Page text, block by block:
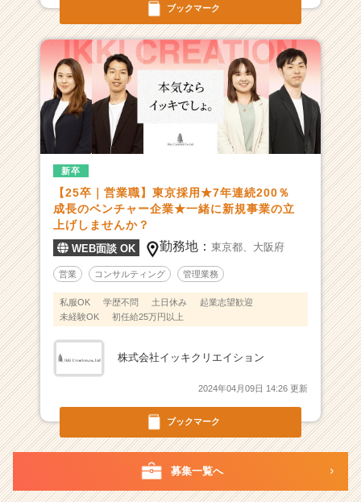
ブックマーク
ブックマーク
新卒
【25卒｜営業職】東京採用★7年連続200％
成長のベンチャー企業★一緒に新規事業の立
上げしませんか？
WEB面談 OK 勤務地：東京都、 大阪府
営業 コンサルティング 管理業務
私服OK 学歴不問 土日休み
起業志望歓迎
未経験OK
初任給25万円以上
株式会社イッキクリエイション
2024年04月09日 14:26 更新
募集一覧へ